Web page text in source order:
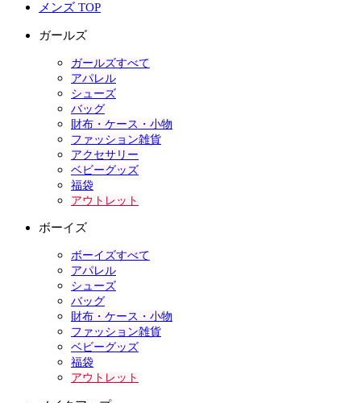
メンズ TOP
ガールズ
ガールズすべて
アパレル
シューズ
バッグ
財布・ケース・小物
ファッション雑貨
アクセサリー
ベビーグッズ
福袋
アウトレット
ボーイズ
ボーイズすべて
アパレル
シューズ
バッグ
財布・ケース・小物
ファッション雑貨
ベビーグッズ
福袋
アウトレット